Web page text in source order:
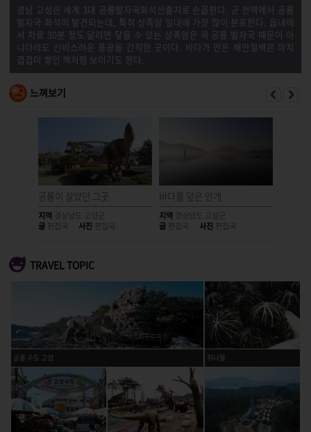
경남 고성은 세계 3대 공룡발자국화석산출지로 손꼽힌다. 군 전역에서 공룡
발자국 화석이 발견되는데, 특히 상족암 일대에 가장 많이 분포한다. 읍내에
서 차로 30분 정도 달리면 닿을 수 있는 상족암은 꼭 공룡 발자국 때문이 아
니더라도 신비스러운 풍광을 간직한 곳이다. 바다가 만든 해안절벽은 마치
겹겹이 쌓인 책처럼 보이기도 한다.
느껴보기
공룡이 살았던 그곳
지역 경상남도 고성군
글 편집국 사진 편집국
바다를 덮은 안개
지역 경상남도 고성군
글 편집국 사진 편집국
TRAVEL TOPIC
공룡 수도 고성 취나물